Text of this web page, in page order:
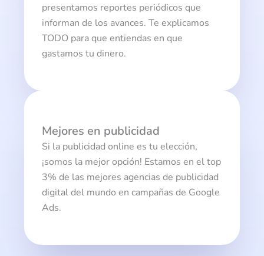
presentamos reportes periódicos que
informan de los avances. Te explicamos
TODO para que entiendas en que
gastamos tu dinero.
Mejores en publicidad
Si la publicidad online es tu elección,
¡somos la mejor opción! Estamos en el top
3% de las mejores agencias de publicidad
digital del mundo en campañas de Google
Ads.